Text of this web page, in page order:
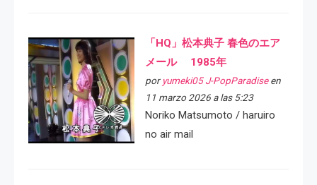
「HQ」松本典子 春色のエア
メール 1985年
por yumeki05 J-PopParadiseen
11 marzo 2026 a las 5:23
Noriko Matsumoto / haruiro
no air mail